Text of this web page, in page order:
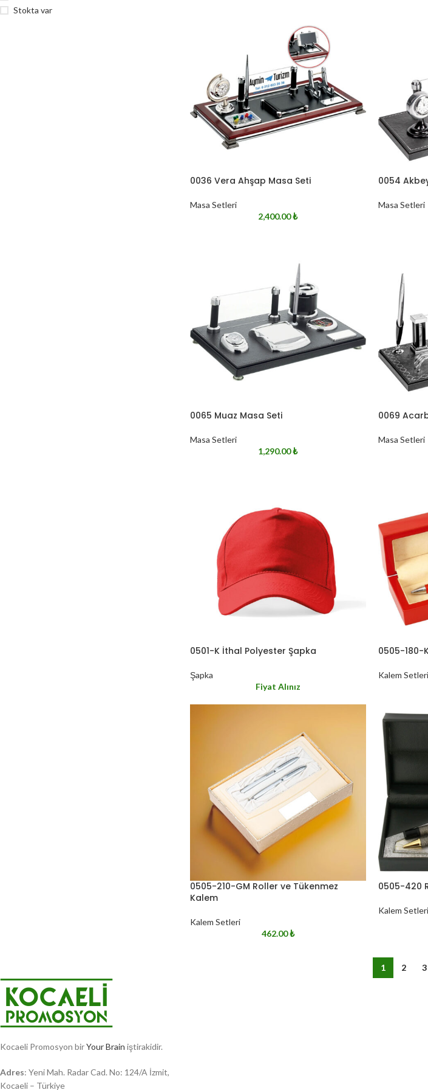
Stokta var
0036 Vera Ahşap Masa Seti
Masa Setleri
2,400.00₺
0054
Masa Setleri
0065 Muaz Masa Seti
Masa Setleri
1,290.00₺
0069
Masa Setleri
0501-K İthal Polyester Şapka
Şapka
Fiyat Alınız
0505-180-
Kalem Setleri
0505-210-GM Roller ve Tükenmez
Kalem
Kalem Setleri
462.00₺
0505-420
Kalem Setleri
1 2 3
Kocaeli Promosyon birYour Brain iştirakidir.
Adres: Yeni Mah. Radar Cad. No: 124/A İzmit,
Kocaeli – Türkiye